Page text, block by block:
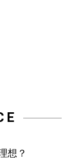
想？